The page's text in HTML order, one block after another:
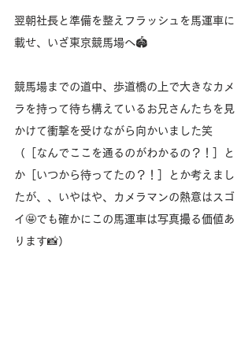
翌朝社長と準備を整えフラッシュを馬運車に
載せ、いざ東京競馬場へ🏟️
競馬場までの道中、歩道橋の上で大きなカメ
ラを持って待ち構えているお兄さんたちを見
かけて衝撃を受けながら向かいました笑
（［なんでここを通るのがわかるの？！］と
か［いつから待ってたの？！］とか考えまし
たが、、いやはや、カメラマンの熱意はスゴ
イ🤩でも確かにこの馬運車は写真撮る価値あ
ります📸）